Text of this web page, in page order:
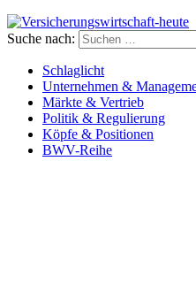
Versicherungswirtschaft-heute
Suche nach:
Schlaglicht
Unternehmen &
Märkte & Vertrieb
Politik & Regulierung
Köpfe & Positionen
BWV-Reihe